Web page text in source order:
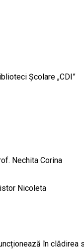
Școlare „CDI”
Nechita Corina
Nicoleta
în clădirea